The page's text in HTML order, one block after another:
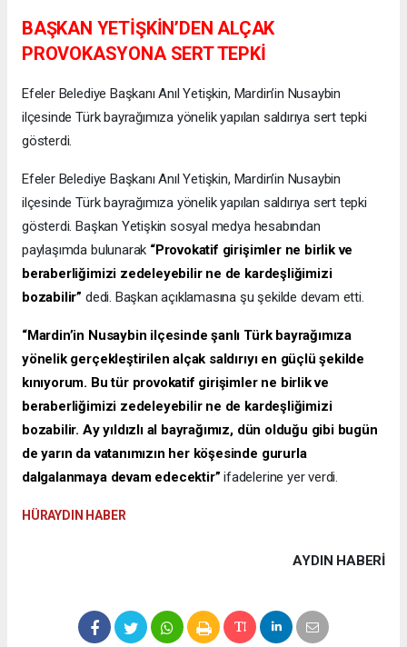
BAŞKAN YETİŞKİN’DEN ALÇAK
PROVOKASYONA SERT TEPKİ
Efeler Belediye Başkanı Anıl Yetişkin, Mardin’in Nusaybin
ilçesinde Türk bayrağımıza yönelik yapılan saldırıya sert tepki
gösterdi.
Efeler Belediye Başkanı Anıl Yetişkin, Mardin’in Nusaybin
ilçesinde Türk bayrağımıza yönelik yapılan saldırıya sert tepki
gösterdi. Başkan Yetişkin sosyal medya hesabından
paylaşımda bulunarak “Provokatif girişimler ne birlik ve
beraberliğimizi zedeleyebilir ne de kardeşliğimizi
bozabilir” dedi. Başkan açıklamasına şu şekilde devam etti.
“Mardin’in Nusaybin ilçesinde şanlı Türk bayrağımıza
yönelik gerçekleştirilen alçak saldırıyı en güçlü şekilde
kınıyorum. Bu tür provokatif girişimler ne birlik ve
beraberliğimizi zedeleyebilir ne de kardeşliğimizi
bozabilir. Ay yıldızlı al bayrağımız, dün olduğu gibi bugün
de yarın da vatanımızın her köşesinde gururla
dalgalanmaya devam edecektir” ifadelerine yer verdi.
HÜRAYDIN HABER
AYDIN HABERİ